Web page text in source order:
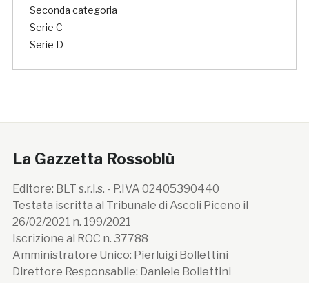
Seconda categoria
Serie C
Serie D
La Gazzetta Rossoblù
Editore: BLT s.r.l.s. - P.IVA 02405390440
Testata iscritta al Tribunale di Ascoli Piceno il
26/02/2021 n. 199/2021
Iscrizione al ROC n. 37788
Amministratore Unico: Pierluigi Bollettini
Direttore Responsabile: Daniele Bollettini